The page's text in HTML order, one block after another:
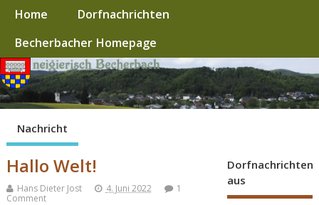
Home
Dorfnachrichten
Becherbacher Homepage
Nachricht
Hallo Welt!
Hans Dieter Jost 4. Juni 2022
1
Comment
Dorfnachrichten
aus